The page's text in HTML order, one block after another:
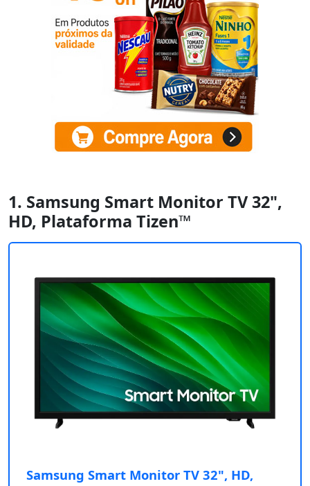
1. Samsung Smart Monitor TV 32",
HD, Plataforma Tizen™
Samsung Smart Monitor TV 32", HD,